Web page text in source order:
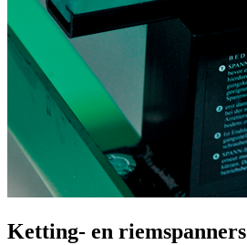
Ketting- en riemspanners